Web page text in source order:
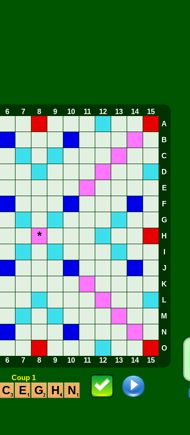
6 7 8 9 10 11 12 13 14
15
A
B
C
D
E
F
G
* H
J
K
L
M
N
O
6 7 8 9 10 11 12 13 14 15
Coup 1
C E G H N